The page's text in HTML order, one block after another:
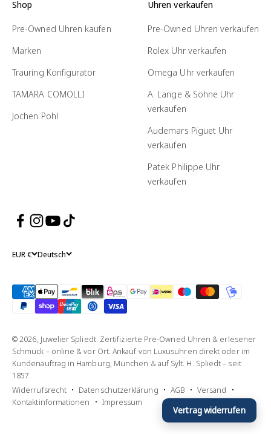
Vertrag widerrufen
Shop
Pre-Owned Uhren kaufen
Marken
Trauring Konfigurator
TAMARA COMOLLI
Jochen Pohl
Uhren verkaufen
Pre-Owned Uhren verkaufen
Rolex Uhr verkaufen
Omega Uhr verkaufen
A. Lange & Söhne Uhr
verkaufen
Audemars Piguet Uhr
verkaufen
Patek Philippe Uhr
verkaufen
EUR € Deutsch
© 2026, Juwelier Spliedt. Zertifizierte Pre-Owned Uhren & erlesener
Schmuck – online & vor Ort. Ankauf von Luxusuhren direkt oder im
Kundenauftrag in Hamburg, München & auf Sylt. H. Spliedt – seit
1857.
Widerrufsrecht
Datenschutzerklärung AGB
Versand
Kontaktinformationen
Impressum